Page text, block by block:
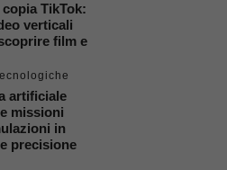
TikTok:
verticali
film e
artificiale
missioni
in
precisione